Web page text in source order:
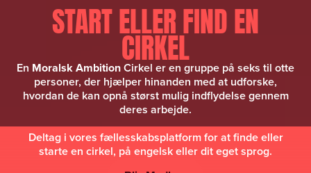
START ELLER FIND EN
CIRKEL
En Moralsk AmbitionCirkel er en gruppe på seks til otte
personer, der hjælper hinanden med at udforske,
hvordan de kan opnå størst mulig indflydelse gennem
deres arbejde.
Deltag i vores fællesskabsplatform for at finde eller
starte en cirkel, på engelsk eller dit eget sprog.